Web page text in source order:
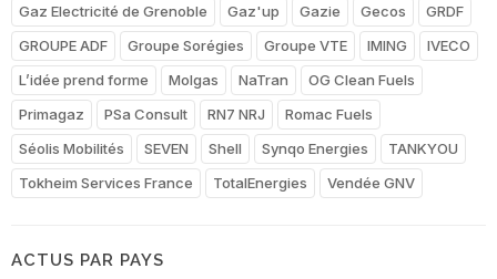
Gaz Electricité de Grenoble
Gaz'up Gazie Gecos
GRDF
GROUPE ADF
Groupe Sorégies Groupe VTE IMING
IVECO
L’idée prend forme
Molgas NaTran
OG Clean Fuels
Primagaz
PSa Consult RN7 NRJ
Romac Fuels
Séolis Mobilités
SEVEN Shell Synqo Energies
TANKYOU
Tokheim Services France
TotalEnergies Vendée GNV
ACTUS PAR PAYS